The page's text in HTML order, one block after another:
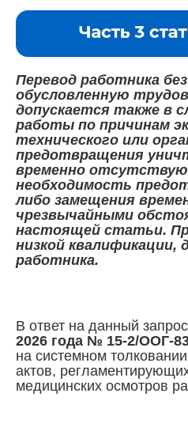
Перевод работника
обусловленную
допускается также в
работы по причинам
технического или
предотвращения
временно
необходимость
либо замещения
чрезвычайными
настоящей статьи.
низкой квалификации,
работника.
В ответ на данный
2026 года № 15‑2/
на системном
актов,
медицинских осмотров